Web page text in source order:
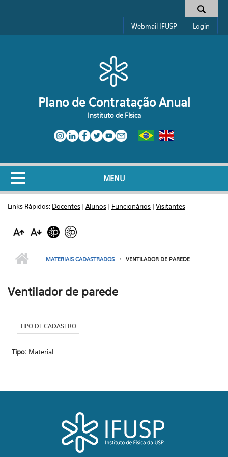
Formulário de busca
Webmail IFUSP Login
Plano de Contratação Anual
Instituto de Física
MENU
Links Rápidos: Docentes | Alunos | Funcionários | Visitantes
MATERIAIS CADASTRADOS VENTILADOR DE PAREDE
Ventilador de parede
TIPO DE CADASTRO
Tipo: Material